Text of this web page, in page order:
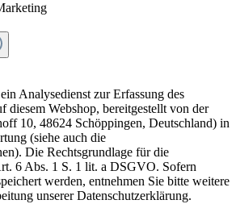
Analysedienst zur Erfassung des
diesem Webshop, bereitgestellt von der
10, 48624 Schöppingen, Deutschland) in
(siehe auch die
Die Rechtsgrundlage für die
6 Abs. 1 S. 1 lit. a DSGVO. Sofern
werden, entnehmen Sie bitte weitere
unserer Datenschutzerklärung.